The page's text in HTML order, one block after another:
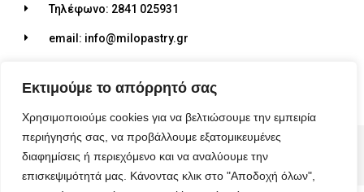
Εκτιμούμε το απόρρητό σας
Χρησιμοποιούμε cookies για να βελτιώσουμε την εμπειρία
περιήγησής σας, να προβάλλουμε εξατομικευμένες
διαφημίσεις ή περιεχόμενο και να αναλύουμε την
επισκεψιμότητά μας. Κάνοντας κλικ στο "Αποδοχή όλων",
Τηλέφωνο: 2841 025931
email: info@milopastry.gr
© 2026 ALL RIGHTS RESERVED​